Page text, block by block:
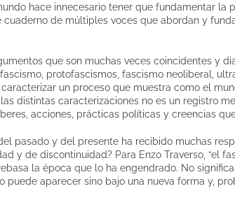
hace innecesario tener que fundamentar la
de múltiples voces que abordan y
que son muchas veces coincidentes y
protofascismos, fascismo neoliberal,
un proceso que muestra como el
distintas caracterizaciones no es un registro
acciones, prácticas políticas y creencias
pasado y del presente ha recibido muchas
y de discontinuidad? Para Enzo Traverso, “el
la época que lo ha engendrado. No
puede aparecer sino bajo una nueva forma y,